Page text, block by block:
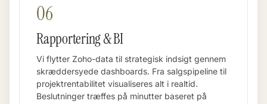
06
Rapportering & BI
Vi flytter Zoho-data til strategisk indsigt gennem
skræddersyede dashboards. Fra salgspipeline til
projektrentabilitet visualiseres alt i realtid.
Beslutninger træffes på minutter baseret på